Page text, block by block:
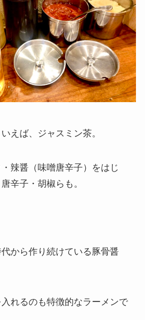
えば、ジャスミン茶。
辣醤（味噌唐辛子）をはじ
辛子・胡椒らも。
から作り続けている豚骨醤
れるのも特徴的なラーメンで